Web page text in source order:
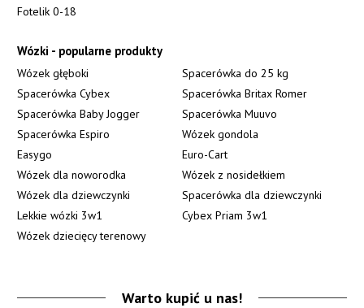
Fotelik 0-18
Wózki - popularne produkty
Wózek głęboki
Spacerówka do 25 kg
Spacerówka Cybex
Spacerówka Britax Romer
Spacerówka Baby Jogger
Spacerówka Muuvo
Spacerówka Espiro
Wózek gondola
Easygo
Euro-Cart
Wózek dla noworodka
Wózek z nosidełkiem
Wózek dla dziewczynki
Spacerówka dla dziewczynki
Lekkie wózki 3w1
Cybex Priam 3w1
Wózek dziecięcy terenowy
Warto kupić u nas!